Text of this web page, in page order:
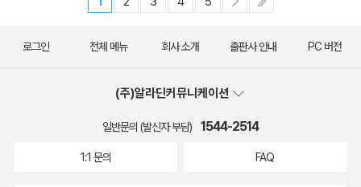
로그인 전체 메뉴 회사 소개 출판사 안내 PC 버전
(주)알라딘커뮤니케이션
일반문의 (발신자 부담) 1544-2514
1:1 문의 FAQ